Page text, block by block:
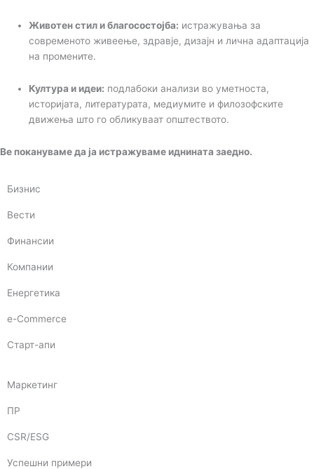
Животен стил и благосостојба: истражувања за
современото живеење, здравје, дизајн и лична адаптација
на промените.
Култура и идеи: подлабоки анализи во уметноста,
историјата, литературата, медиумите и филозофските
движења што го обликуваат општеството.
Ве покануваме да ја истражуваме иднината заедно.
Бизнис
Вести
Финансии
Компании
Енергетика
e-Commerce
Старт-апи
Маркетинг
ПР
CSR/ESG
Успешни примери